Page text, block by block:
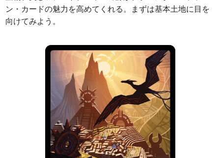
ン・カードの魅力を高めてくれる。まずは基本土地に目を
向けてみよう。